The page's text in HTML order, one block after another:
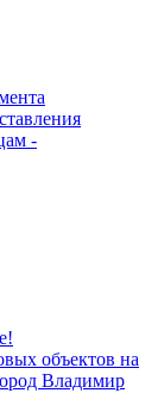
-
объектов на
Владимир